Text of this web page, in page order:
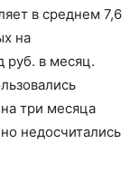
в среднем 7,6
на
руб. в месяц.
три месяца
недосчитались